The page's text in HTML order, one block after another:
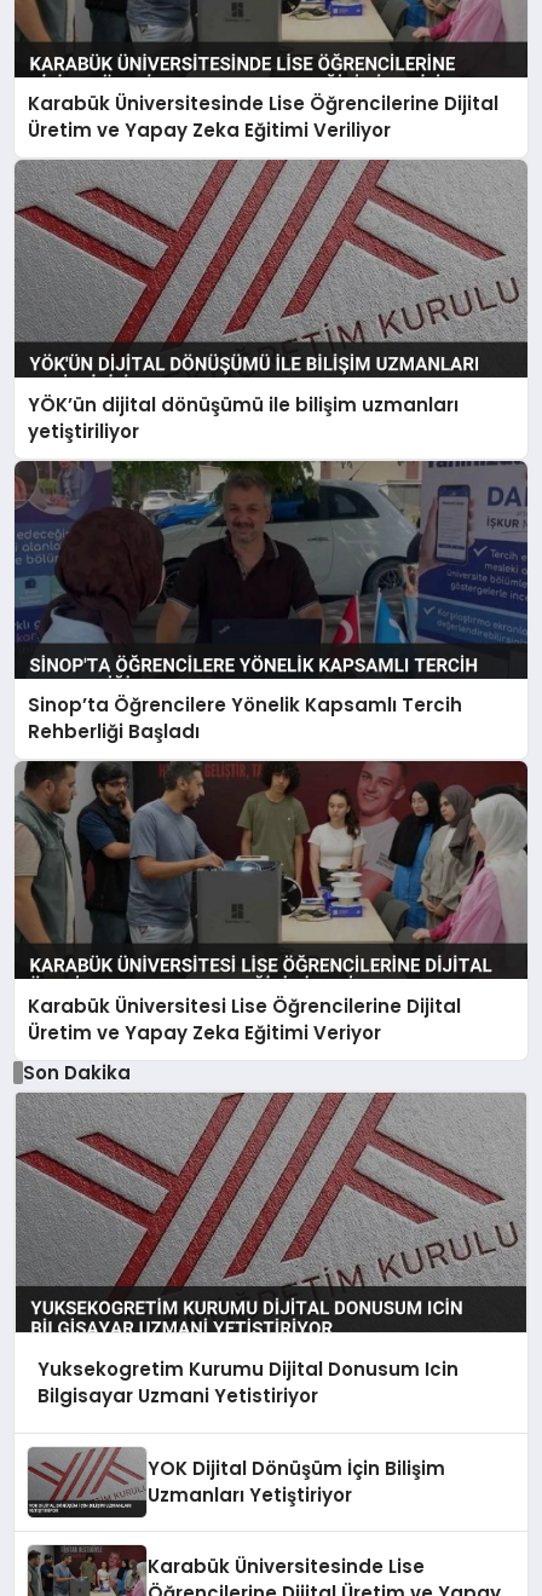
Karabük Üniversitesinde Lise Öğrencilerine Dijital
Üretim ve Yapay Zeka Eğitimi Veriliyor
YÖK’ün dijital dönüşümü ile bilişim uzmanları
yetiştiriliyor
Sinop’ta Öğrencilere Yönelik Kapsamlı Tercih
Rehberliği Başladı
Karabük Üniversitesi Lise Öğrencilerine Dijital
Üretim ve Yapay Zeka Eğitimi Veriyor
Son Dakika
Yuksekogretim Kurumu Dijital Donusum Icin
Bilgisayar Uzmani Yetistiriyor
YOK Dijital Dönüşüm İçin Bilişim
Uzmanları Yetiştiriyor
Karabük Üniversitesinde Lise